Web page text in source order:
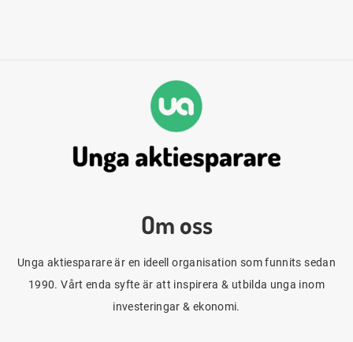
Om oss
Unga aktiesparare är en ideell organisation som funnits sedan
1990. Vårt enda syfte är att inspirera & utbilda unga inom
investeringar & ekonomi.